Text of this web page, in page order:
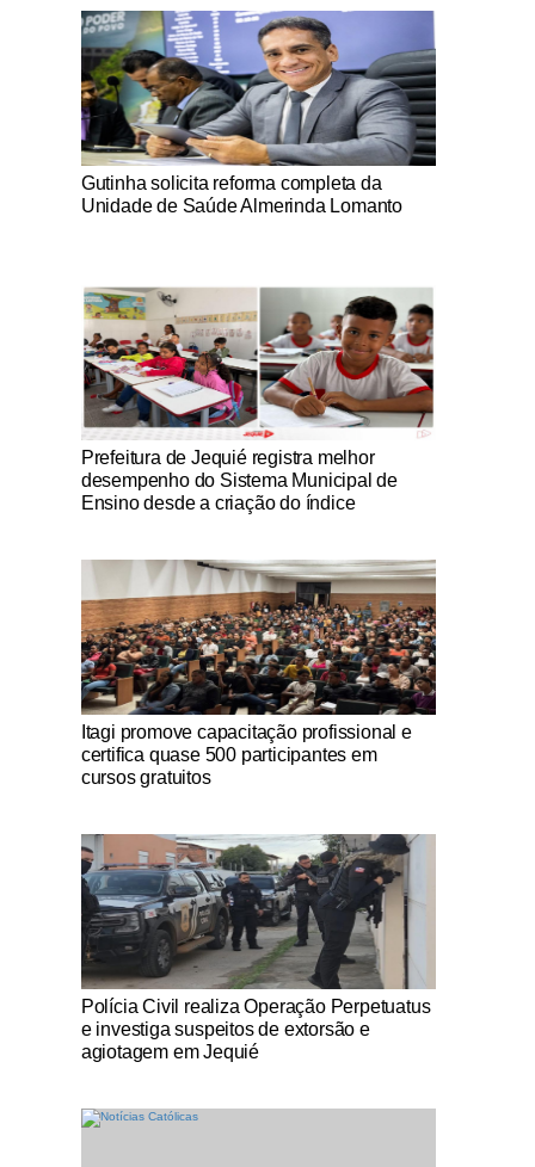
Notícias Católicas
Gutinha solicita reforma completa da
Unidade de Saúde Almerinda Lomanto
Notícias Católicas
Prefeitura de Jequié registra melhor
desempenho do Sistema Municipal de
Ensino desde a criação do índice
Notícias Católicas
Itagi promove capacitação profissional e
certifica quase 500 participantes em
cursos gratuitos
Notícias Católicas
Polícia Civil realiza Operação Perpetuatus
e investiga suspeitos de extorsão e
agiotagem em Jequié